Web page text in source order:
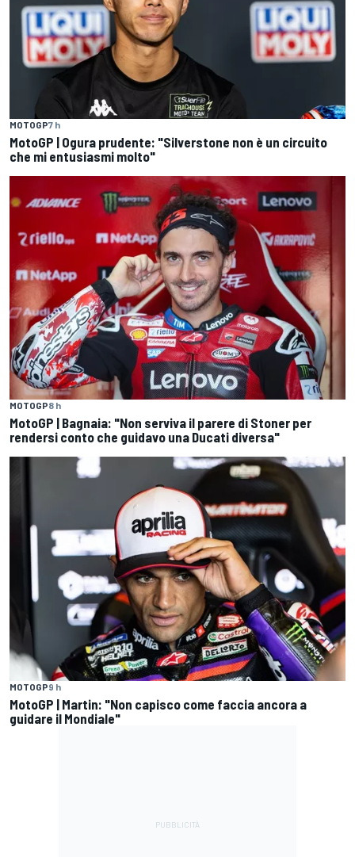
MOTOGP7 h
MotoGP | Ogura prudente: "Silverstone non è un circuito
che mi entusiasmi molto"
MOTOGP8 h
MotoGP | Bagnaia: "Non serviva il parere di Stoner per
rendersi conto che guidavo una Ducati diversa"
MOTOGP9 h
MotoGP | Martin: "Non capisco come faccia ancora a
guidare il Mondiale"